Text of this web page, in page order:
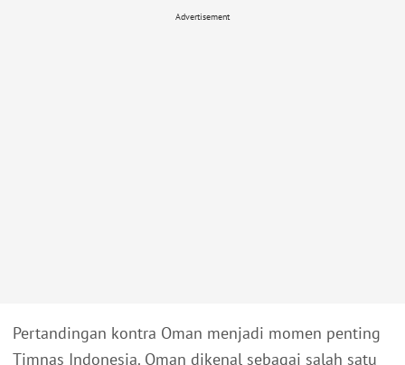
Advertisement
Pertandingan kontra Oman menjadi momen penting
Timnas Indonesia. Oman dikenal sebagai salah satu